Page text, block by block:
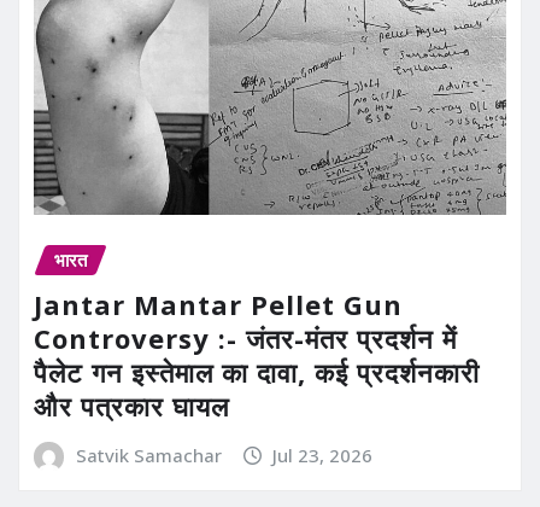
भारत
Jantar Mantar Pellet Gun
Controversy :- जंतर-मंतर प्रदर्शन में
पैलेट गन इस्तेमाल का दावा, कई प्रदर्शनकारी
और पत्रकार घायल
Satvik Samachar Jul 23, 2026